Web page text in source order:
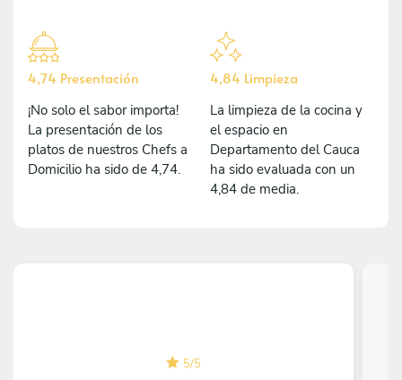
4,74 Presentación
¡No solo el sabor importa!
La presentación de los
platos de nuestros Chefs a
Domicilio ha sido de 4,74.
4,84 Limpieza
La limpieza de la cocina y
el espacio en
Departamento del Cauca
ha sido evaluada con un
4,84 de media.
5/5